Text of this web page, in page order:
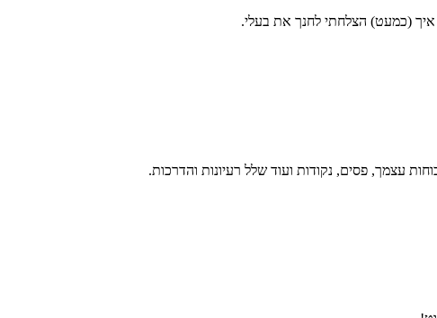
איך (כמעט) הצלחתי לחנך את בעלי.
עצמך, פסים, נקודות ועוד שלל רעיונות והדרכות.